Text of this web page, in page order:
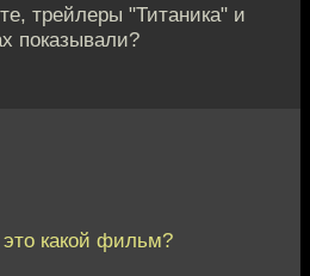
трейлеры "Титаника" и
показывали?
какой фильм?